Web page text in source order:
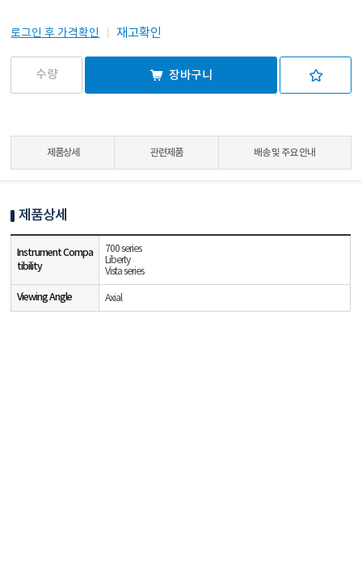
로그인 후 가격확인 재고확인
장바구니
제품상세 관련제품 배송 및 주요 안내
제품상세
Instrument Compa
tibility
700 series
Liberty
Vista series
Viewing Angle Axial